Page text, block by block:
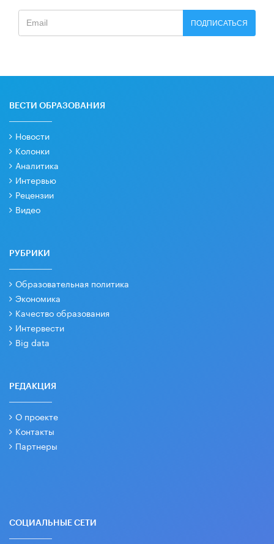
ПОДПИСАТЬСЯ
ВЕСТИ ОБРАЗОВАНИЯ
Новости
Колонки
Аналитика
Интервью
Рецензии
Видео
РУБРИКИ
Образовательная политика
Экономика
Качество образования
Интервести
Big data
РЕДАКЦИЯ
О проекте
Контакты
Партнеры
СОЦИАЛЬНЫЕ СЕТИ